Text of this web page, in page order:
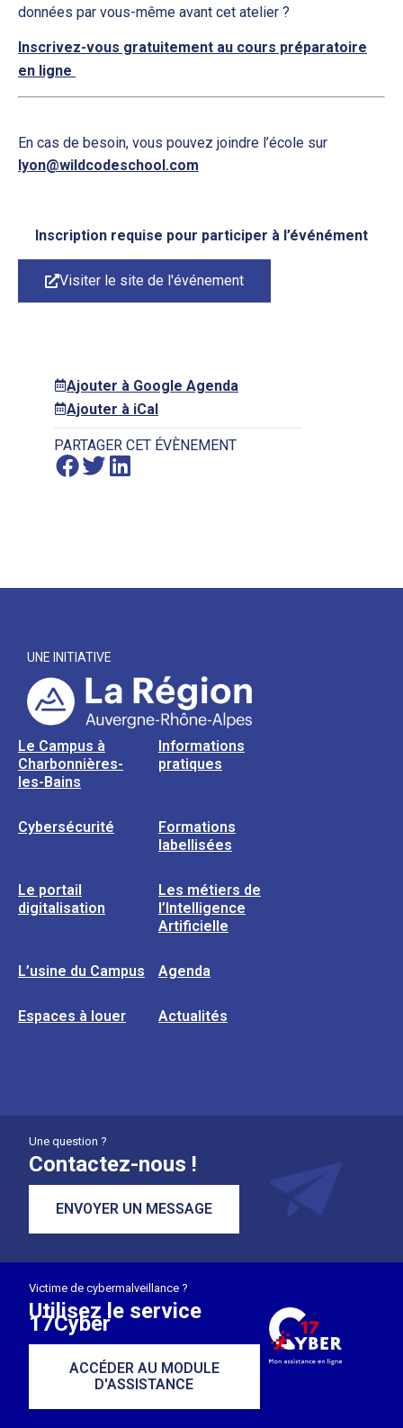
données par vous-même avant cet atelier ?
Inscrivez-vous gratuitement au cours préparatoire
en ligne
En cas de besoin, vous pouvez joindre l’école sur
lyon@wildcodeschool.com
Inscription requise pour participer à l’événément
Visiter le site de l'événement
Ajouter à Google Agenda
Ajouter à iCal
PARTAGER CET ÉVÈNEMENT
UNE INITIATIVE
Le Campus à
Charbonnières-
les-Bains
Informations
pratiques
Cybersécurité
Formations
labellisées
Le portail
digitalisation
Les métiers de
l’Intelligence
Artificielle
L’usine du Campus Agenda
Espaces à louer Actualités
Une question ?
Contactez-nous !
ENVOYER UN MESSAGE
Victime de cybermalveillance ?
Utilisez le service
17Cyber
ACCÉDER AU MODULE
D'ASSISTANCE